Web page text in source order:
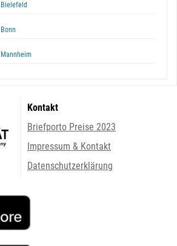
Bielefeld
Bonn
Mannheim
Kontakt
Briefporto Preise 2023
Impressum & Kontakt
Datenschutzerklärung